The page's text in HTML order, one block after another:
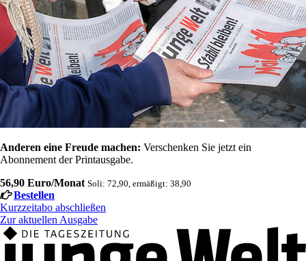
Anderen eine Freude machen: Verschenken Sie jetzt ein
Abonnement der Printausgabe.
56,90 Euro/Monat Soli: 72,90, ermäßigt: 38,90
Bestellen
Kurzzeitabo abschließen
Zur aktuellen Ausgabe